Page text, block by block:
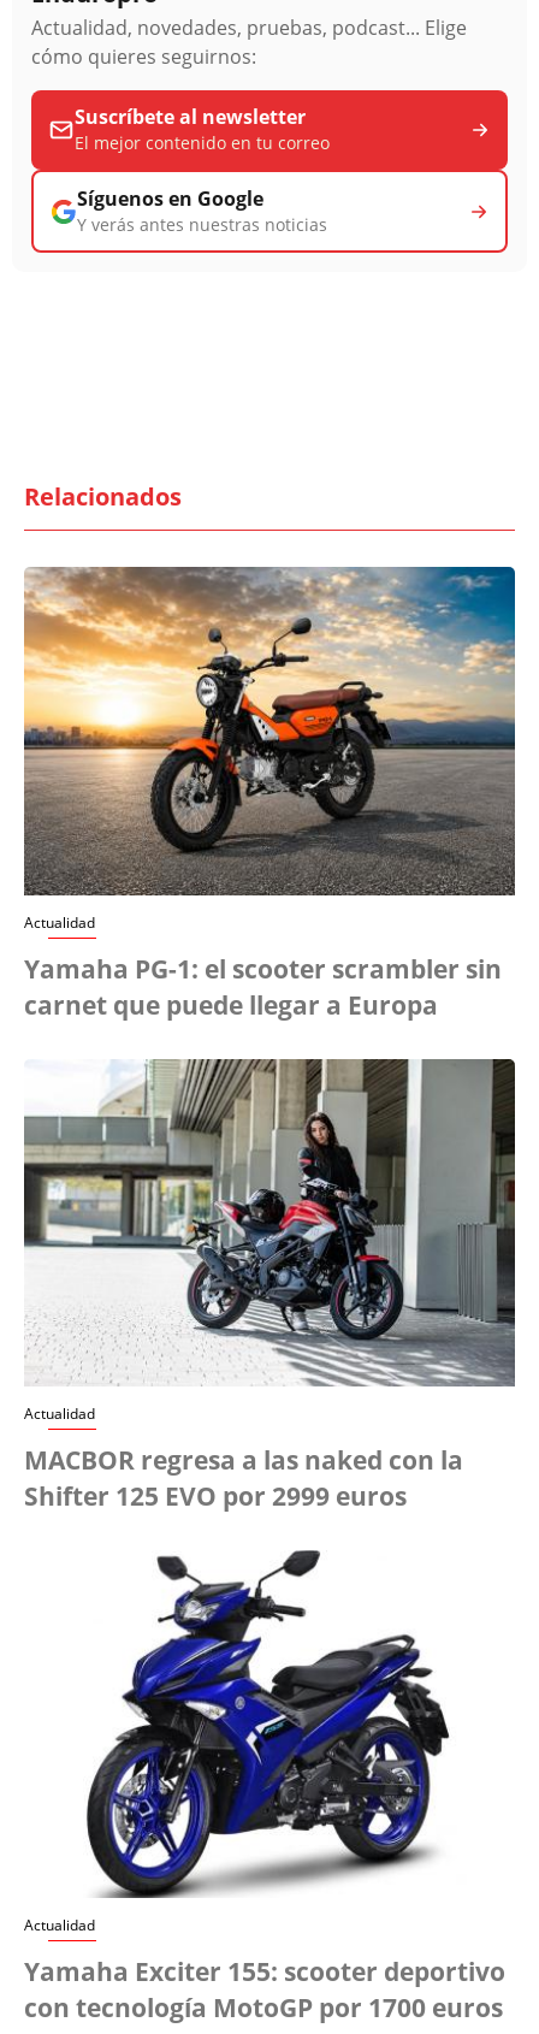
Actualidad, novedades, pruebas, podcast... Elige
cómo quieres seguirnos:
Suscríbete al newsletter
El mejor contenido en tu correo
Síguenos en Google
Y verás antes nuestras noticias
Relacionados
Actualidad
Yamaha PG-1: el scooter scrambler sin
carnet que puede llegar a Europa
Actualidad
MACBOR regresa a las naked con la
Shifter 125 EVO por 2999 euros
Actualidad
Yamaha Exciter 155: scooter deportivo
con tecnología MotoGP por 1700 euros